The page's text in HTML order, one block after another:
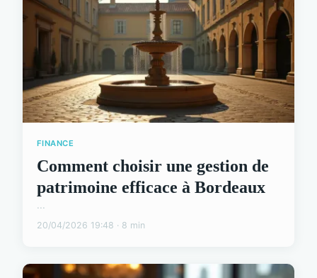
FINANCE
Comment choisir une gestion de
patrimoine efficace à Bordeaux
...
20/04/2026 19:48 · 8 min